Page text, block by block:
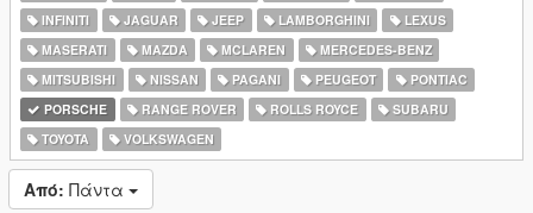
INFINITI
JAGUAR JEEP LAMBORGHINI
LEXUS
MASERATI
MAZDA MCLAREN
MERCEDES-BENZ
MITSUBISHI
NISSAN PAGANI PEUGEOT
PONTIAC
PORSCHE
RANGE ROVER ROLLS ROYCE
SUBARU
TOYOTA
VOLKSWAGEN
Από: Πάντα